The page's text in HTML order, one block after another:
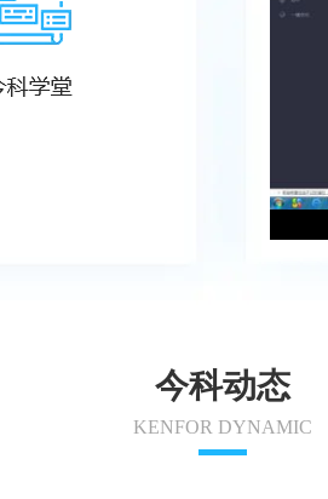
今科动态
KENFOR DYNAMIC